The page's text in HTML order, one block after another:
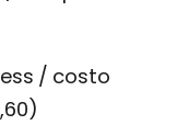
/ costo